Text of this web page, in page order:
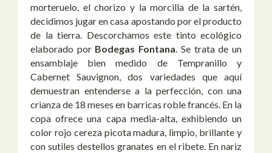
morteruelo, el chorizo y la morcilla de la sartén,
decidimos jugar en casa apostando por el producto
de la tierra. Descorchamos este tinto ecológico
elaborado por Bodegas Fontana. Se trata de un
ensamblaje bien medido de Tempranillo y
Cabernet Sauvignon, dos variedades que aquí
demuestran entenderse a la perfección, con una
crianza de 18 meses en barricas roble francés. En la
copa ofrece una capa media-alta, exhibiendo un
color rojo cereza picota madura, limpio, brillante y
con sutiles destellos granates en el ribete. En nariz